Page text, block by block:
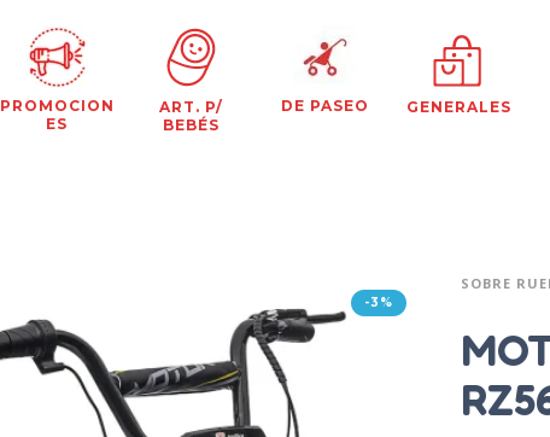
PROMOCION
ES
ART. P/
BEBÉS
DE PASEO GENERALES
-3%
SOBRE